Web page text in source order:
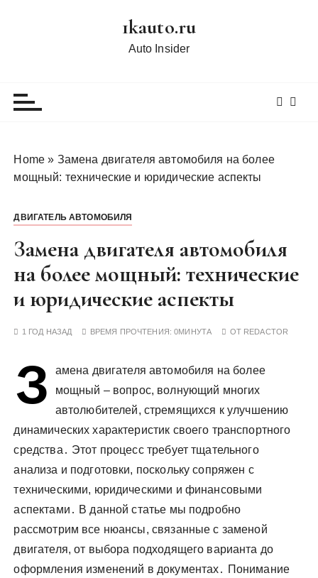
1kauto.ru
Auto Insider
Home » Замена двигателя автомобиля на более
мощный: технические и юридические аспекты
ДВИГАТЕЛЬ АВТОМОБИЛЯ
Замена двигателя автомобиля
на более мощный: технические
и юридические аспекты
1 ГОД НАЗАД ВРЕМЯ ПРОЧТЕНИЯ:0МИНУТА ОТ REDACTOR
З
амена двигателя автомобиля на более
мощный – вопрос, волнующий многих
автолюбителей, стремящихся к улучшению
динамических характеристик своего транспортного
средства․ Этот процесс требует тщательного
анализа и подготовки, поскольку сопряжен с
техническими, юридическими и финансовыми
аспектами․ В данной статье мы подробно
рассмотрим все нюансы, связанные с заменой
двигателя, от выбора подходящего варианта до
оформления изменений в документах․ Понимание